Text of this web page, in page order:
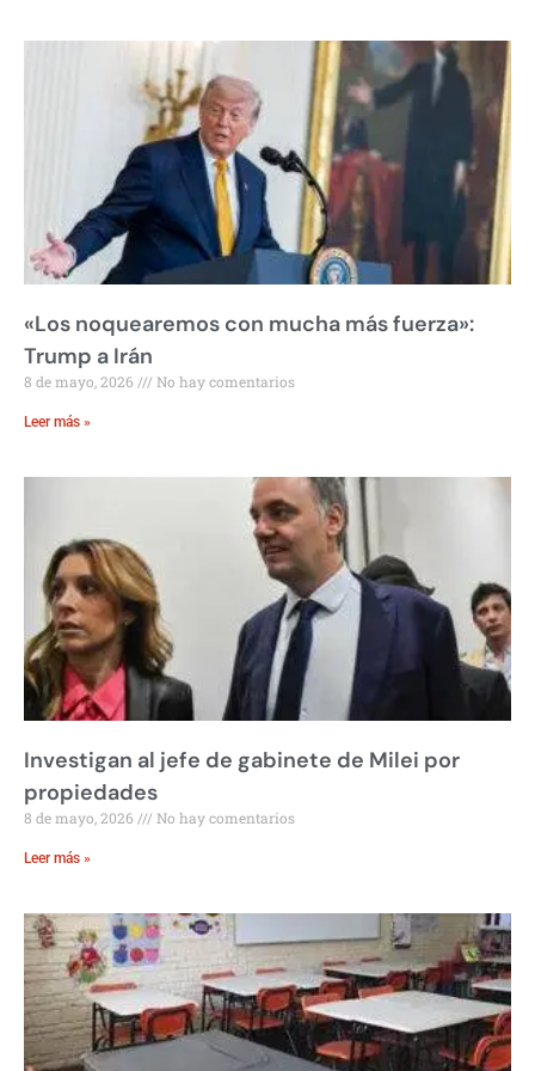
«Los noquearemos con mucha más fuerza»:
Trump a Irán
8 de mayo, 2026 No hay comentarios
Leer más »
Investigan al jefe de gabinete de Milei por
propiedades
8 de mayo, 2026 No hay comentarios
Leer más »